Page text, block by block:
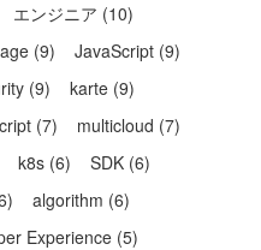
エンジニア (10)
(9) JavaScript (9)
(9) karte (9)
(7) multicloud (7)
k8s (6) SDK (6)
) algorithm (6)
Experience (5)